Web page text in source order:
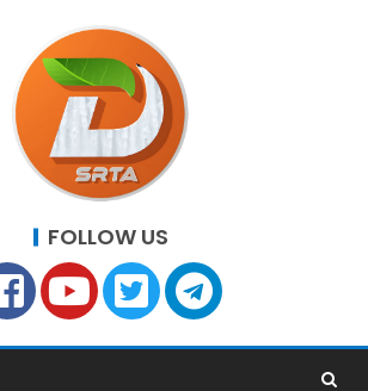
FOLLOW US